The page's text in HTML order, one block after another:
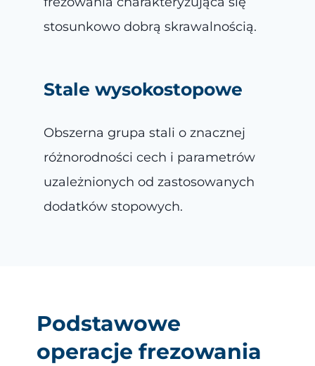
stosunkowo dobrą skrawalnością.
Stale wysokostopowe
Obszerna grupa stali o znacznej
różnorodności cech i parametrów
uzależnionych od zastosowanych
dodatków stopowych.
Podstawowe
operacje frezowania